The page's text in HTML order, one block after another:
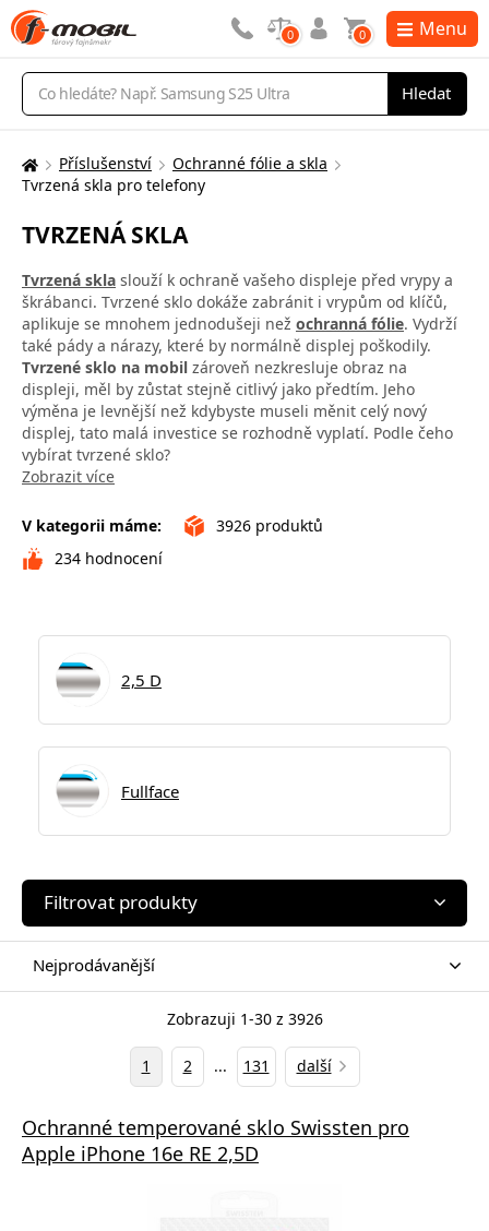
Vyhledávání
Hledat
0 0 Menu
Zde
nacházíte:
Příslušenství
Ochranné fólie a skla
Tvrzená skla pro telefony
TVRZENÁ SKLA
Tvrzená skla slouží k ochraně vašeho displeje před vrypy a
škrábanci. Tvrzené sklo dokáže zabránit i vrypům od klíčů,
aplikuje se mnohem jednodušeji než ochranná fólie. Vydrží
také pády a nárazy, které by normálně displej poškodily.
Tvrzené sklo na mobil zároveň nezkresluje obraz na
displeji, měl by zůstat stejně citlivý jako předtím. Jeho
výměna je levnější než kdybyste museli měnit celý nový
displej, tato malá investice se rozhodně vyplatí. Podle čeho
vybírat tvrzené sklo?
Zobrazit více
V kategorii máme: 3926 produktů
234 hodnocení
2,5 D
Fullface
Filtrovat produkty
Nejprodávanější
Zobrazuji 1-30 z 3926
1 2 ... 131 další
Ochranné temperované sklo Swissten pro
Apple iPhone 16e RE 2,5D